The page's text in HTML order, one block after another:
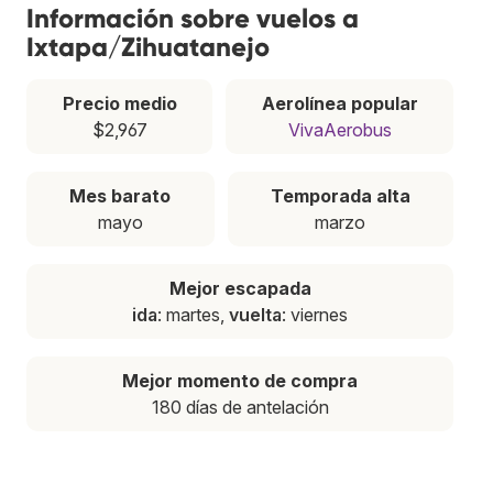
Información sobre vuelos a
Ixtapa/Zihuatanejo
Precio medio
$2,967
Aerolínea popular
VivaAerobus
Mes barato
mayo
Temporada alta
marzo
Mejor escapada
ida: martes, vuelta: viernes
Mejor momento de compra
180 días de antelación